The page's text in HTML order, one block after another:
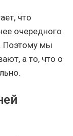
что
очередного
Поэтому мы
а то, что о